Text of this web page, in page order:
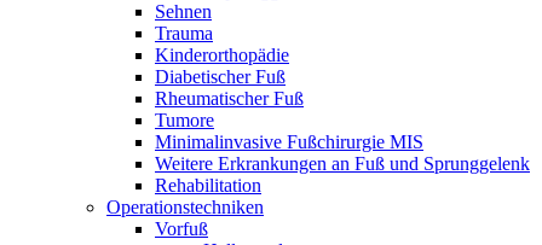
Sehnen
Trauma
Kinderorthopädie
Diabetischer Fuß
Rheumatischer Fuß
Tumore
Minimalinvasive Fußchirurgie MIS
Weitere Erkrankungen an Fuß und Sprunggelenk
Rehabilitation
Operations­techniken
Vorfuß